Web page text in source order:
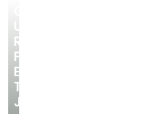
UN
RINCÓN
FRESCO
EN
TU
JARDÍN